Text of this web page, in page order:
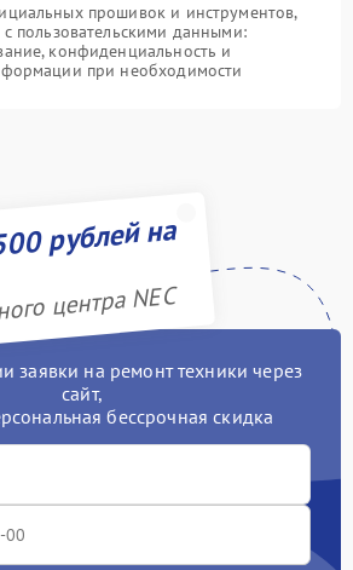
прошивок и инструментов,
пользовательскими данными:
конфиденциальность и
при необходимости
рублей на
центра NEC
заявки на ремонт техники через
сайт,
бессрочная скидка